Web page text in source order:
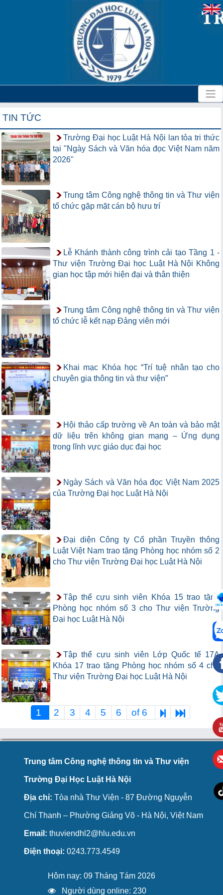
TIN TỨC
Trường Đại học Luật Hà Nội lan tỏa tri thức
tại "Ngày Sách và Văn hóa đọc Việt Nam năm
2026"
Trung tâm Công nghệ thông tin và Thư viện
tổ chức gặp mặt cán bộ hưu trí
Lễ Khánh thành công trình cải tạo Tầng 1 -
Thư viện Trường Đại học Luật Hà Nội Không
gian học tập mới hiện đại và thân thiện
Trung tâm Công nghệ thông tin và Thư viện
tổ chức lễ kết nạp Đảng viên mới
Khai mạc Khóa học “Trí tuệ nhân tạo cho
chuyên gia thông tin và thư viện”
Hội thảo cấp trường về An toàn và bảo mật
dữ liệu trên không gian mạng – Ứng dụng
trong lĩnh vực giáo dục đại học
Ngày Sách và Văn hóa đọc Việt Nam 2025
của Trường Đại học Luật Hà Nội
Đại diện Công ty Cổ phần Truyền thông
Luật Việt Nam trao tặng Phòng học nhóm số 2
cho Thư viện Trường Đại học Luật Hà Nội
Tập thể cựu sinh viên Khóa 15 trao tặng
Phòng học nhóm số 3 cho Thư viện Trường
Đại học Luật Hà Nội
Tập thể cựu sinh viên Lớp Quốc tế 17A
Khóa 17 trao tặng Phòng học nhóm số 4 cho
Thư viện Trường Đại học Luật Hà Nội
1 2 3 4 5 6 of 6
Trung tâm Công nghệ thông tin và Thư viện
Trường Đại Học Luật Hà Nội
Địa chỉ: Tòa nhà Thư Viện - 87 Đường Nguyễn
Chí Thanh – Phường Giảng Võ - Hà Nội, Việt Nam
Email: thuviendhl2@hlu.edu.vn
Điện thoại: 0243.773.4549
Hôm nay: 09 Tháng Tám 2026
Người dùng online: 230